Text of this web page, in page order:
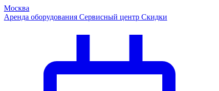
Москва
Аренда оборудования Сервисный центр Скидки